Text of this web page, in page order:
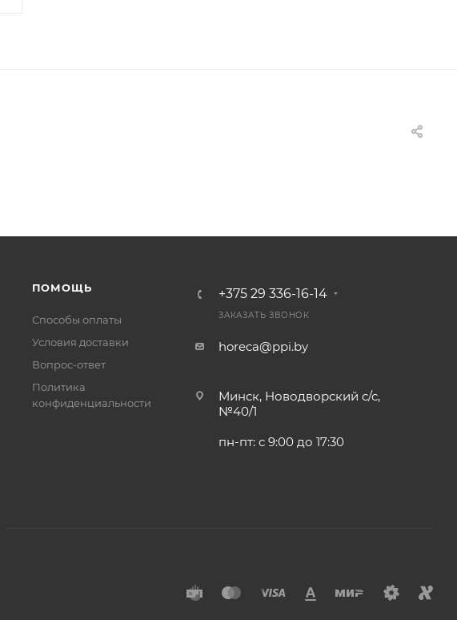
ПОМОЩЬ
Способы оплаты
Условия доставки
Вопрос-ответ
Политика
конфиденциальности
+375 29 336-16-14
ЗАКАЗАТЬ ЗВОНОК
horeca@ppi.by
Минск, Новодворский с/с,
№40/1
пн-пт: с 9:00 до 17:30